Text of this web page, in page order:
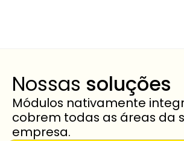
Nossas soluções
Módulos nativamente
cobrem todas as áreas da
empresa.